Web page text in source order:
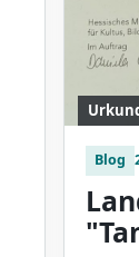
Blog